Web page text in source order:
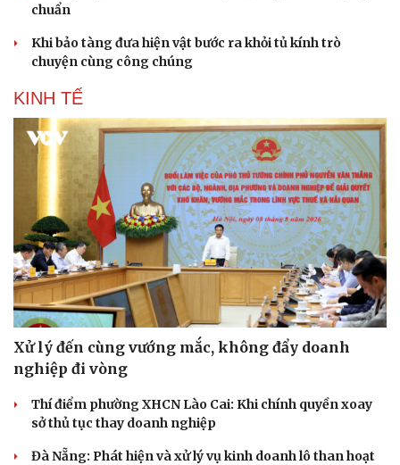
chuẩn
Khi bảo tàng đưa hiện vật bước ra khỏi tủ kính trò
chuyện cùng công chúng
KINH TẾ
Xử lý đến cùng vướng mắc, không đẩy doanh
nghiệp đi vòng
Thí điểm phường XHCN Lào Cai: Khi chính quyền xoay
sở thủ tục thay doanh nghiệp
Đà Nẵng: Phát hiện và xử lý vụ kinh doanh lô than hoạt